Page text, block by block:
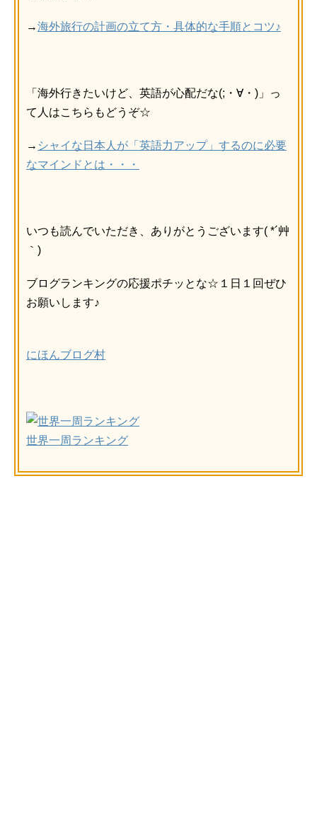
→海外旅行の計画の立て方・具体的な手順とコツ♪
「海外行きたいけど、英語が心配だな(;・∀・)」っ
て人はこちらもどうぞ☆
→ シャイな日本人が「英語力アップ」するのに必要
なマインドとは・・・
いつも読んでいただき、ありがとうございます( *´艸
｀)
ブログランキングの応援ポチッとな☆１日１回ぜひ
お願いします♪
にほんブログ村
世界一周ランキング